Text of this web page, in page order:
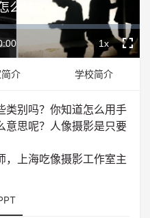
Playback
Rate
1x
么拍？
介 学校简介
类别吗？你知道怎么用手
意思呢？人像摄影是只要
，上海吃像摄影工作室主